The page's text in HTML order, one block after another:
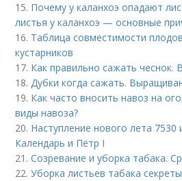
15. Почему у каланхоэ опадают
листья у каланхоэ — основные
16. Таблица совместимости
кустарников
17. Как правильно сажать чеснок.
18.Дубки когда сажать.
19. Как часто вносить навоз на
виды навоза?
20. Наступление нового лета 7530
Календарь и Пётр I
21.Созревание и уборка табака.
22.Уборка листьев табака